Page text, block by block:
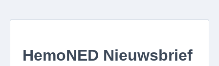
HemoNED Nieuwsbrief